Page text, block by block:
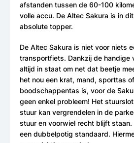
afstanden tussen de 60-100
volle accu. De Altec Sakura is in
absolute topper.
De Altec Sakura is niet voor niets
transportfiets. Dankzij de handige
altijd in staat om net dat beetje
het nou een krat, mand, sporttas
boodschappentas is, voor de
geen enkel probleem! Het
stuur kan vergrendelen in de
stuur en voorwiel recht blijft staan.
een dubbelpotig standaard.